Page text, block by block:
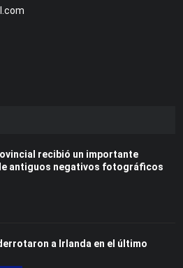
recibió un importante
antiguos negativos fotográficos
a Irlanda en el último